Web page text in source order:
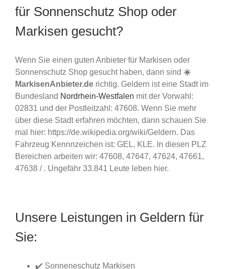
für Sonnenschutz Shop oder
Markisen gesucht?
Wenn Sie einen guten Anbieter für Markisen oder
Sonnenschutz Shop gesucht haben, dann sind ☀️
MarkisenAnbieter.de richtig. Geldern ist eine Stadt im
Bundesland Nordrhein-Westfalen mit der Vorwahl:
02831 und der Postleitzahl: 47608. Wenn Sie mehr
über diese Stadt erfahren möchten, dann schauen Sie
mal hier: https://de.wikipedia.org/wiki/Geldern. Das
Fahrzeug Kennnzeichen ist: GEL, KLE. In diesen PLZ
Bereichen arbeiten wir: 47608, 47647, 47624, 47661,
47638 / . Ungefähr 33.841 Leute leben hier.
Unsere Leistungen in Geldern für
Sie:
✔️ Sonneneschutz Markisen